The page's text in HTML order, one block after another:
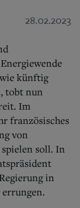
28.02.2023
künftig
tobt nun
Im
französisches
von
soll. In
in